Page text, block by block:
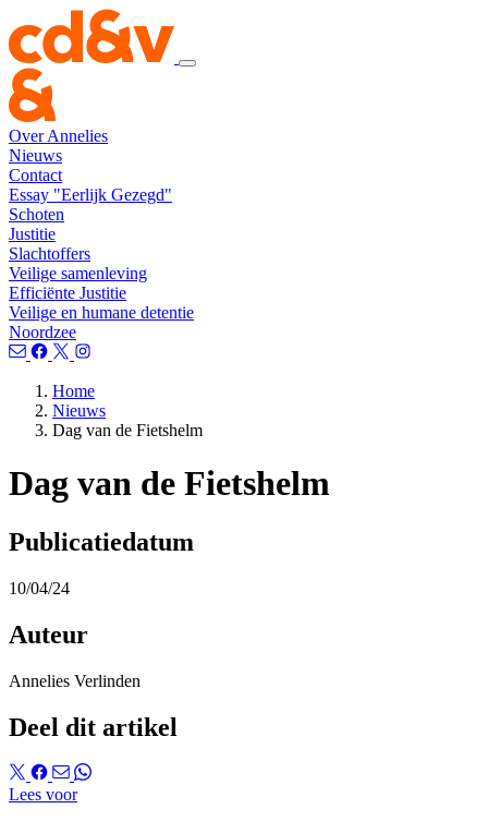
Over Annelies
Nieuws
Contact
Essay "Eerlijk Gezegd"
Schoten
Justitie
Slachtoffers
Veilige samenleving
Efficiënte Justitie
Veilige en humane detentie
Noordzee
Home
Nieuws
Dag van de Fietshelm
Dag van de Fietshelm
Publicatiedatum
10/04/24
Auteur
Annelies Verlinden
Deel dit artikel
Lees voor